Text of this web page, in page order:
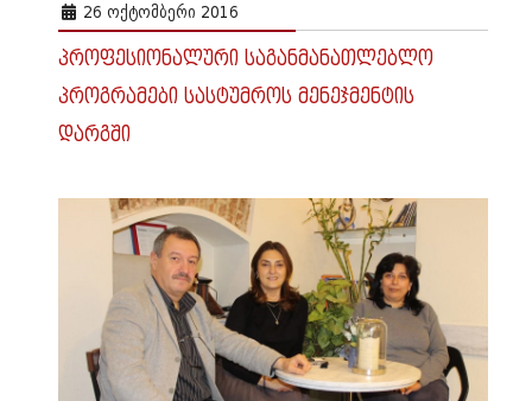
26 ᲝᲥᲢᲝᲛᲑᲔᲠᲘ 2016
პროფესიონალური საგანმანათლებლო
პროგრამები სასტუმროს მენეჯმენტის
დარგში